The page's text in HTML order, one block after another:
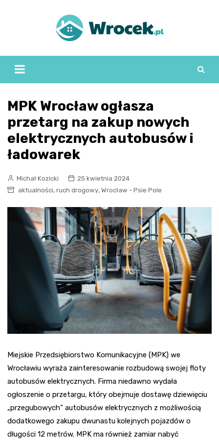
MPK Wrocław ogłasza
przetarg na zakup nowych
elektrycznych autobusów i
ładowarek
Michał Kozicki
25 kwietnia 2024
aktualności, ruch drogowy, Wrocław - Psie Pole
Miejskie Przedsiębiorstwo Komunikacyjne (MPK) we
Wrocławiu wyraża zainteresowanie rozbudową swojej floty
autobusów elektrycznych. Firma niedawno wydała
ogłoszenie o przetargu, który obejmuje dostawę dziewięciu
„przegubowych” autobusów elektrycznych z możliwością
dodatkowego zakupu dwunastu kolejnych pojazdów o
długości 12 metrów. MPK ma również zamiar nabyć